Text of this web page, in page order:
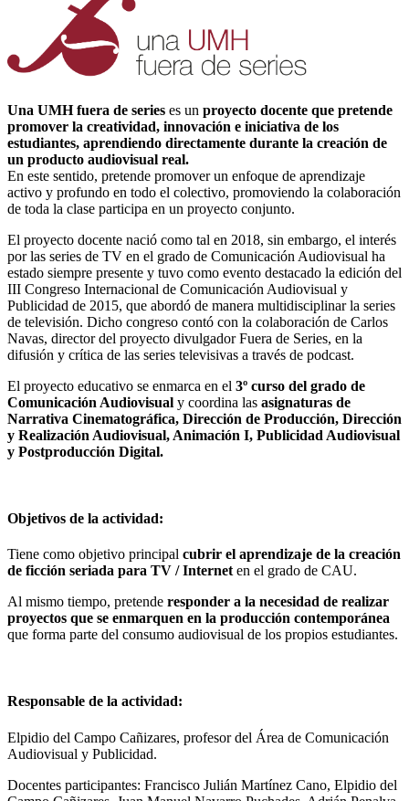
Una UMH fuera de series es un proyecto docente que pretende
promover la creatividad, innovación e iniciativa de los
estudiantes, aprendiendo directamente durante la creación de
un producto audiovisual real.
En este sentido, pretende promover un enfoque de aprendizaje
activo y profundo en todo el colectivo, promoviendo la colaboración
de toda la clase participa en un proyecto conjunto.
El proyecto docente nació como tal en 2018, sin embargo, el interés
por las series de TV en el grado de Comunicación Audiovisual ha
estado siempre presente y tuvo como evento destacado la edición del
III Congreso Internacional de Comunicación Audiovisual y
Publicidad de 2015, que abordó de manera multidisciplinar la series
de televisión. Dicho congreso contó con la colaboración de Carlos
Navas, director del proyecto divulgador Fuera de Series, en la
difusión y crítica de las series televisivas a través de podcast.
El proyecto educativo se enmarca en el 3º curso del grado de
Comunicación Audiovisual y coordina las asignaturas de
Narrativa Cinematográfica, Dirección de Producción, Dirección
y Realización Audiovisual, Animación I, Publicidad Audiovisual
y Postproducción Digital.
Objetivos de la actividad:
Tiene como objetivo principal cubrir el aprendizaje de la creación
de ficción seriada para TV / Internet en el grado de CAU.
Al mismo tiempo, pretende responder a la necesidad de realizar
proyectos que se enmarquen en la producción contemporánea
que forma parte del consumo audiovisual de los propios estudiantes.
Responsable de la actividad:
Elpidio del Campo Cañizares, profesor del Área de Comunicación
Audiovisual y Publicidad.
Docentes participantes: Francisco Julián Martínez Cano, Elpidio del